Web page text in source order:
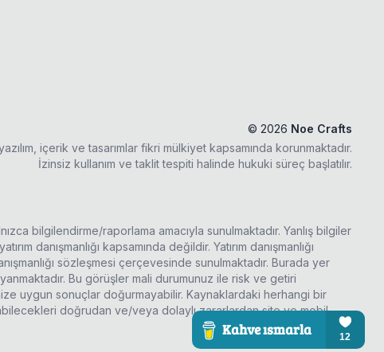
© 2026 Noe Crafts
içerik ve tasarımlar fikri mülkiyet kapsamında korunmaktadır.
İzinsiz kullanım ve taklit tespiti halinde hukuki süreç başlatılır.
bilgilendirme/raporlama amacıyla sunulmaktadır. Yanlış bilgiler
danışmanlığı kapsamında değildir. Yatırım danışmanlığı
sözleşmesi çerçevesinde sunulmaktadır. Burada yer
Bu görüşler mali durumunuz ile risk ve getiri
uygun sonuçlar doğurmayabilir. Kaynaklardaki herhangi bir
doğrudan ve/veya dolaylı zararlardan site ve mobil